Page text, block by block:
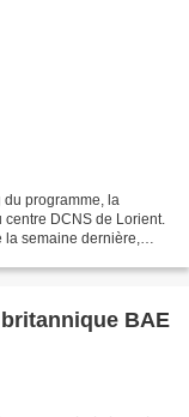
programme, la
centre DCNS de Lorient.
la semaine dernière,
BAE